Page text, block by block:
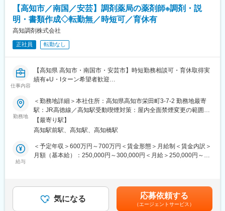
行います。
■研修制度
入社後は、小田原の研修センターにて、機械の解体・組み立てな
どの基礎技術を学び、先輩社員とのOJTを通じて、現場での実務
に慣れていただきます。上記のとおり実機を用いたトレーニング
※その他年間研修カリキュラムがあり、成熟度に応じて参加可能
■働き方魅力
め、柔軟な働き方が可能です。さらに、担当エリアが狭いため、
各担当の負担を軽減し、バランスの取れたワークライフを実現で
きます。休日・夜間の問い合わせはコールセンター対応であり、
メリハリをつけて働くことが可能です。（当番制あり）
■待遇・手当
平均年収907万円と医療機器メーカーでNo1の平均年収を誇り、住
宅手当・家族手当・借り上げ社宅等と手当がかなり充実しており
ト。ジョブローテーションや研修でキャリアの幅を広げられま
す。
HP：https://fms-careers.fujifilm.com/environment/training/
【高知市／南国／安芸】調剤薬局の薬剤師※調剤・説
明・書類作成◇転勤無／時短可／育休有
高知調剤株式会社
正社員 転勤なし
仕事内容
【高知県 高知市・南国市・安芸市】時短勤務相談可・育休取得実
績有※U・Iターン希望者歓迎
■担当業務：
高知県にて処方せん調剤薬局・一般用医薬品販売・居宅介護支援
事業を行う当社にて保険調剤薬局業務全般を薬剤師として担当い
ただきます。
■具体的には
顧客へのご案内・調剤説明
【変更の範囲：会社の定める業務】
勤務地
＜勤務地詳細＞本社住所：高知県高知市栄田町3-7-2 勤務地最寄
駅：JR高徳線／高知駅受動喫煙対策：屋内全面禁煙変更の範囲：
本文参照
【最寄り駅】
高知駅前駅、高知駅、高知橋駅
給与
＜予定年収＞600万円～700万円＜賃金形態＞月給制＜賃金内訳＞
月額（基本給）：250,000円～300,000円＜月給＞250,000円～
気になる 応募依頼する
（エージェントサービス）